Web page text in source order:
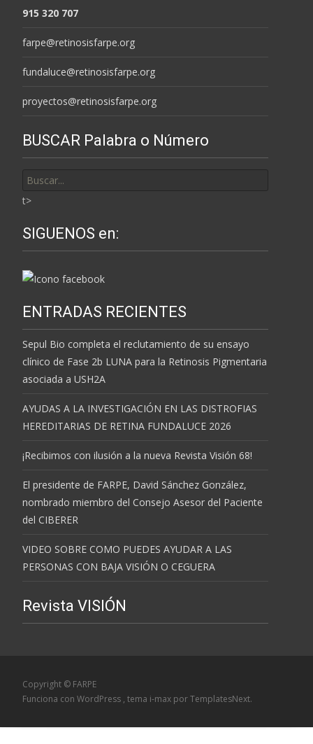
915 320 707
farpe@retinosisfarpe.org
fundaluce@retinosisfarpe.org
proyectos@retinosisfarpe.org
BUSCAR Palabra o Número
por:
t>
SIGUENOS en:
ENTRADAS RECIENTES
Sepul Bio completa el reclutamiento de su ensayo
clínico de Fase 2b LUNA para la Retinosis Pigmentaria
asociada a USH2A
AYUDAS A LA INVESTIGACIÓN EN LAS DISTROFIAS
HEREDITARIAS DE RETINA FUNDALUCE 2026
¡Recibimos con ilusión a la nueva Revista Visión 68!
El presidente de FARPE, David Sánchez González,
nombrado miembro del Consejo Asesor del Paciente
del CIBERER
VIDEO SOBRE COMO PUEDES AYUDAR A LAS
PERSONAS CON BAJA VISIÓN O CEGUERA
Revista VISIÓN
Copyright © FARPE
Funciona con WordPress , tema i-max por TemplatesNext.